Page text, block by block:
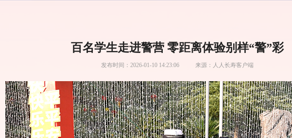
百名学生走进警营 零距离体验别样“警”彩
发布时间： 2026-01-10 14:23:06 来源： 人人长寿客户端